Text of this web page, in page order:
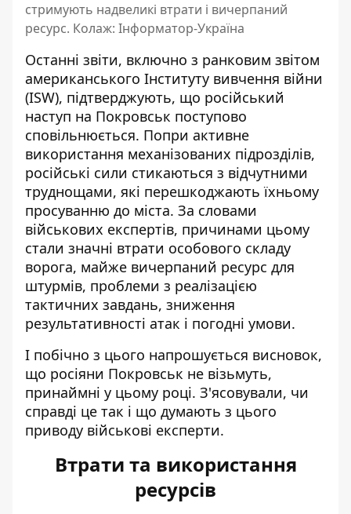
стримують надвеликі втрати і вичерпаний
ресурс. Колаж: Інформатор-Україна
Останні звіти, включно з ранковим звітом
американського Інституту вивчення війни
(ISW), підтверджують, що російський
наступ на Покровськ поступово
сповільнюється. Попри активне
використання механізованих підрозділів,
російські сили стикаються з відчутними
труднощами, які перешкоджають їхньому
просуванню до міста. За словами
військових експертів, причинами цьому
стали значні втрати особового складу
ворога, майже вичерпаний ресурс для
штурмів, проблеми з реалізацією
тактичних завдань, зниження
результативності атак і погодні умови.
І побічно з цього напрошується висновок,
що росіяни Покровськ не візьмуть,
принаймні у цьому році. З'ясовували, чи
справді це так і що думають з цього
приводу військові експерти.
Втрати та використання
ресурсів